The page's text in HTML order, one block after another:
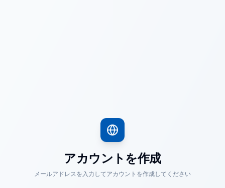
アカウントを作成
メールアドレスを入力してアカウントを作成してください